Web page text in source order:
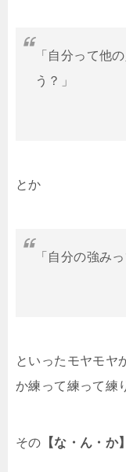
「自分って他
う？」
とか
「自分の強み
といったモヤモヤ
か練って練って練
その 【な・ん・か】